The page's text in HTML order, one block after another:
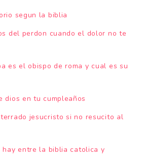
segun la biblia
del perdon cuando el dolor no te
es el obispo de roma y cual es su
dios en tu cumpleaños
jesucristo si no resucito al
hay entre la biblia catolica y